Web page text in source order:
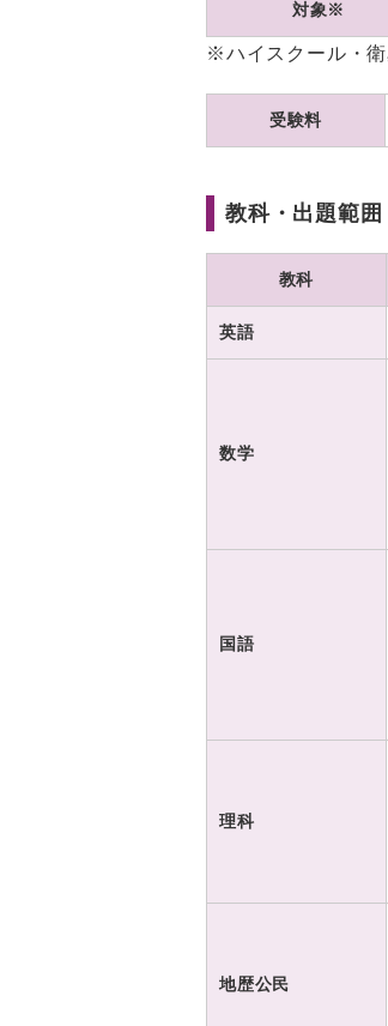
対象※
※ハイスクール・衛
受験料
教科・出題範
教科
英語
数学
国語
理科
地歴公民